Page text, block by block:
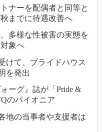
ナーを配偶者と同等と
までに待遇改善へ
多様な性被害の実態を
象へ
けて、プライドハウス
を発出
ーグ』誌が「Pride &
のパイオニア
地の当事者や支援者は